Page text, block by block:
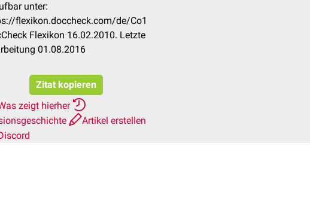
unter:
flexikon.doccheck.com/de/Co1
Flexikon 16.02.2010. Letzte
01.08.2016
Zitat kopieren
zeigt hierher
Artikel erstellen